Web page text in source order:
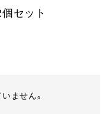
セット
ません。